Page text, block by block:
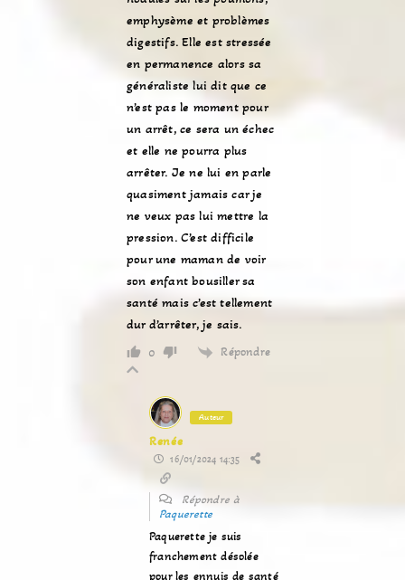
emphysème et problèmes
digestifs. Elle est stressée
en permanence alors sa
généraliste lui dit que ce
n’est pas le moment pour
un arrêt, ce sera un échec
et elle ne pourra plus
arrêter. Je ne lui en parle
quasiment jamais car je
ne veux pas lui mettre la
pression. C’est difficile
pour une maman de voir
son enfant bousiller sa
santé mais c’est tellement
dur d’arrêter, je sais.
0 Répondre
Auteur
Renée
16/01/2024 14:35
Répondre à
Paquerette
Paquerette je suis
franchement désolée
pour les ennuis de santé